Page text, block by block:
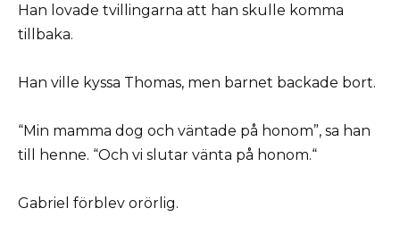
Han lovade tvillingarna att han skulle komma
tillbaka.
Han ville kyssa Thomas, men barnet backade bort.
“Min mamma dog och väntade på honom”, sa han
till henne. “Och vi slutar vänta på honom.“
Gabriel förblev orörlig.